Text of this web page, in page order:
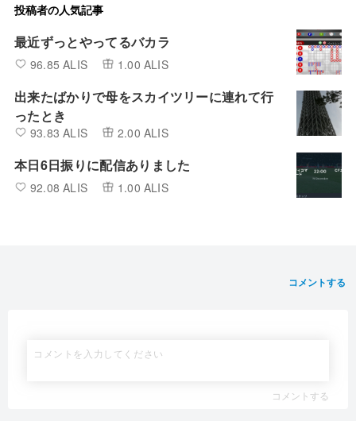
投稿者の人気記事
最近ずっとやってるバカラ
96.85 ALIS 1.00 ALIS
出来たばかりで母をスカイツリーに連れて行
ったとき
93.83 ALIS 2.00 ALIS
本日6日振りに配信ありました
92.08 ALIS 1.00 ALIS
コメントする
コメントする